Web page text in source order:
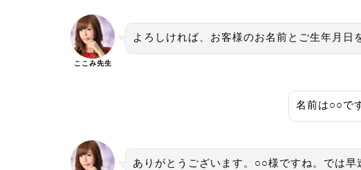
ここみ先生
よろしければ、お客様のお名前とご生年月日
名前は○○で
ありがとうございます。○○様ですね。では